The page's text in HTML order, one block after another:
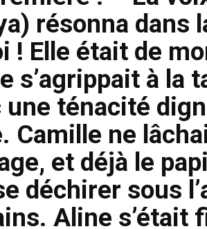
résonna dans
! Elle était de
s’agrippait à la
ténacité
Camille ne
et déjà le
déchirer sous
Aline s’était